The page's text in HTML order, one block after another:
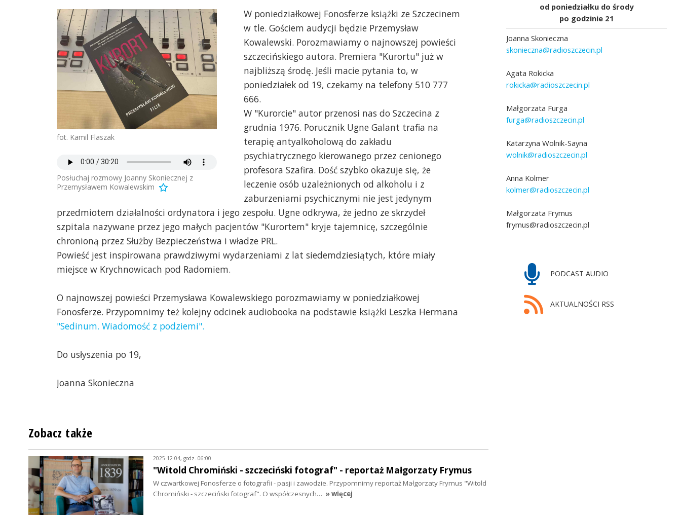
fot. Kamil Flaszak
Posłuchaj rozmowy Joanny Skoniecznej z
Przemysławem Kowalewskim
W poniedziałkowej Fonosferze książki ze Szczecinem
w tle. Gościem audycji będzie Przemysław
Kowalewski. Porozmawiamy o najnowszej powieści
szczecińskiego autora. Premiera "Kurortu" już w
najbliższą środę. Jeśli macie pytania to, w
poniedziałek od 19, czekamy na telefony 510 777
666.
W "Kurorcie" autor przenosi nas do Szczecina z
grudnia 1976. Porucznik Ugne Galant trafia na
terapię antyalkoholową do zakładu
psychiatrycznego kierowanego przez cenionego
profesora Szafira. Dość szybko okazuje się, że
leczenie osób uzależnionych od alkoholu i z
zaburzeniami psychicznymi nie jest jedynym
przedmiotem działalności ordynatora i jego zespołu. Ugne odkrywa, że jedno ze skrzydeł
szpitala nazywane przez jego małych pacjentów "Kurortem" kryje tajemnicę, szczególnie
chronioną przez Służby Bezpieczeństwa i władze PRL.
Powieść jest inspirowana prawdziwymi wydarzeniami z lat siedemdziesiątych, które miały
miejsce w Krychnowicach pod Radomiem.
O najnowszej powieści Przemysława Kowalewskiego porozmawiamy w poniedziałkowej
Fonosferze. Przypomnimy też kolejny odcinek audiobooka na podstawie książki Leszka Hermana
"Sedinum. Wiadomość z podziemi".
Do usłyszenia po 19,
Joanna Skonieczna
od poniedziałku do środy
po godzinie 21
Joanna Skonieczna
skonieczna@radioszczecin.pl
Agata Rokicka
rokicka@radioszczecin.pl
Małgorzata Furga
furga@radioszczecin.pl
Katarzyna Wolnik-Sayna
wolnik@radioszczecin.pl
Anna Kolmer
kolmer@radioszczecin.pl
Małgorzata Frymus
frymus@radioszczecin.pl
PODCAST AUDIO
AKTUALNOŚCI RSS
Zobacz także
2025-12-04, godz. 06:00
"Witold Chromiński - szczeciński fotograf" - reportaż Małgorzaty Frymus
W czwartkowej Fonosferze o fotografii - pasji i zawodzie. Przypomnimy reportaż Małgorzaty Frymus "Witold
Chromiński - szczeciński fotograf". O współczesnych… » więcej